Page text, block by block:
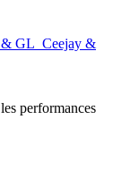
GL_Ceejay &
performances